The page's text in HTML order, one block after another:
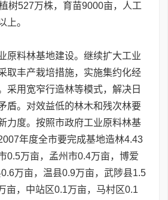
树527万株，育苗9000亩，人工
上。
原料林基地建设。继续扩大工业
取丰产栽培措施，实施集约化经
采用宽窄行造林等模式，解决日
盾。对效益低的林木和残次林要
力度。按照市政府工业原料林基
年度全市要完成基地造林4.43
0.5万亩，孟州市0.4万亩，博爱
万亩，温县0.9万亩，武陟县1.5
亩，中站区0.1万亩，马村区0.1